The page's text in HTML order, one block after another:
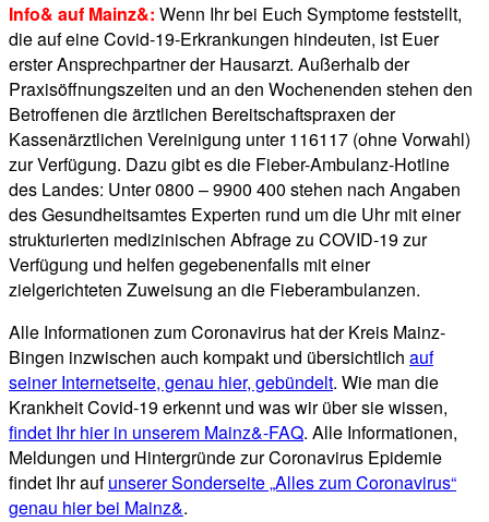
Info& auf Mainz&: Wenn Ihr bei Euch Symptome feststellt,
die auf eine Covid-19-Erkrankungen hindeuten, ist Euer
erster Ansprechpartner der Hausarzt. Außerhalb der
Praxisöffnungszeiten und an den Wochenenden stehen den
Betroffenen die ärztlichen Bereitschaftspraxen der
Kassenärztlichen Vereinigung unter 116117 (ohne Vorwahl)
zur Verfügung. Dazu gibt es die Fieber-Ambulanz-Hotline
des Landes: Unter 0800 – 9900 400 stehen nach Angaben
des Gesundheitsamtes Experten rund um die Uhr mit einer
strukturierten medizinischen Abfrage zu COVID-19 zur
Verfügung und helfen gegebenenfalls mit einer
zielgerichteten Zuweisung an die Fieberambulanzen.
Alle Informationen zum Coronavirus hat der Kreis Mainz-
Bingen inzwischen auch kompakt und übersichtlich auf
seiner Internetseite, genau hier, gebündelt. Wie man die
Krankheit Covid-19 erkennt und was wir über sie wissen,
findet Ihr hier in unserem Mainz&-FAQ. Alle Informationen,
Meldungen und Hintergründe zur Coronavirus Epidemie
findet Ihr aufunserer Sonderseite „Alles zum Coronavirus“
genau hier bei Mainz&.